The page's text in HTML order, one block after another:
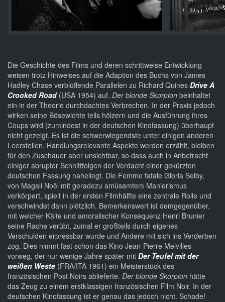
Die Geschichte des Films und deren schrittweise Entwicklung
weisen trotz Hinweises auf die Adaption des Buchs von James
Hadley Chase verblüffende Parallelen zu Richard Quines Drive A
Crooked Road (USA 1954) auf. Der blonde Skorpion beinhaltet
ein in der Theorie durchdachtes Verbrechen. In der Praxis jedoch
wirken seine Bösewichte teils hölzern und die Ausführung ihres
Coups wird (zumindest in der deutschen Kinofassung) überhaupt
nicht gezeigt. Es ist die schwerwiegendste unter einigen anderen
Leerstellen. Handlungsrelevante Aspekte werden erzählt, bleiben
für den Zuschauer aber unsichtbar, so dass auch in Anbetracht
einiger abrupter Schnittfolgen der Verdacht einer gekürzten
deutschen Fassung naheliegt. Die Femme fatale Gloria Selby,
von Magali Noël mit geradezu amüsamtem Manierismus
verkörpert, spielt in der ersten Filmhälfte eine zentrale Rolle und
verschwindet dann plötzlich. Bemerkenswert ist demgegenüber,
mit welcher Kälte und amoralischer Konsequenz Henri Brunier
seine Rache verübt, zumal er großteils durch eigenes
Verschulden erpressbar wurde und Andere mit sich ins Verderben
zog. Dies nimmt fast schon das Kino Jean-Pierre Melvilles
vorweg, der nur wenige Jahre später mit Der Teufel mit der
weißen Weste (FRA/ITA 1961) ein Meisterstück des
französischen Post Noirs ablieferte. Der blonde Skorpion hätte
das Zeug zu einem erstklassigen französischen Film Noir. In der
deutschen Kinofassung ist er genau das jedoch nicht. Schade!